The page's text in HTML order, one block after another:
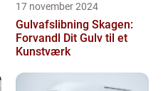
17 november 2024
Gulvafslibning Skagen:
Forvandl Dit Gulv til et
Kunstværk